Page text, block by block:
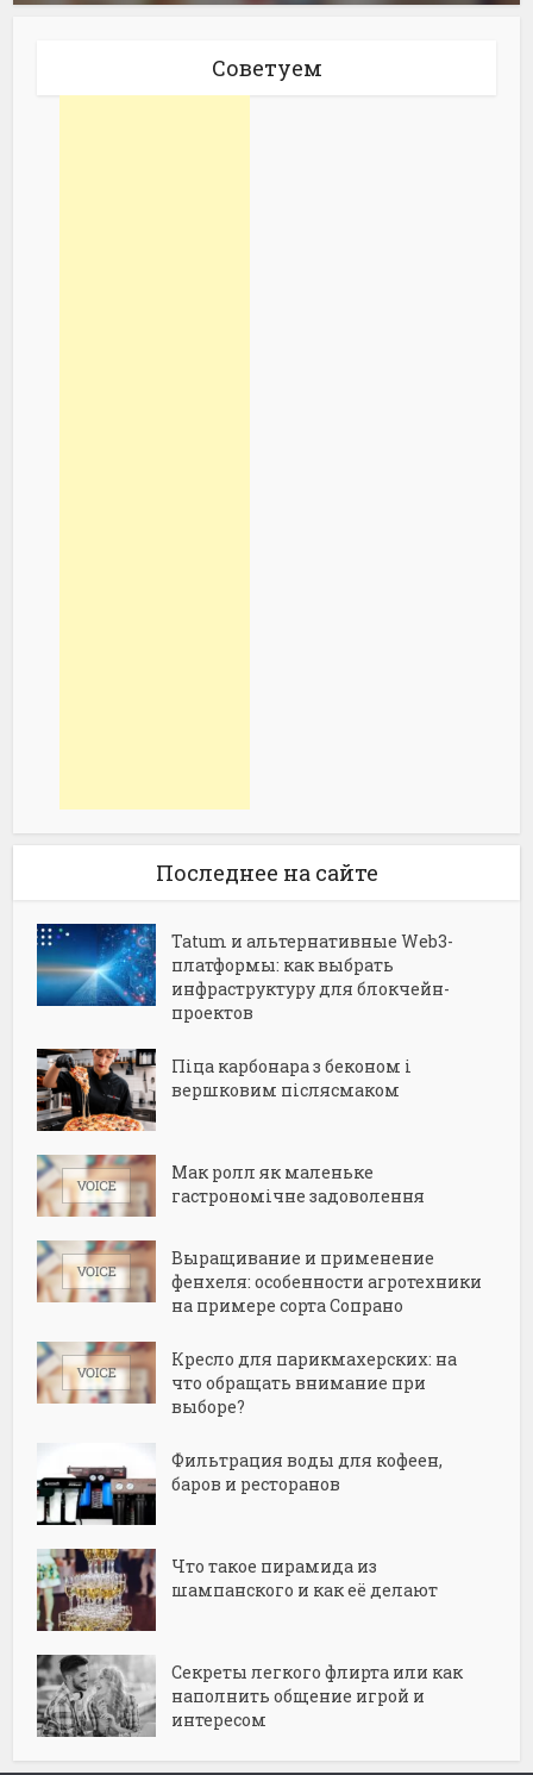
Советуем
Последнее на сайте
Tatum и альтернативные Web3-
платформы: как выбрать
инфраструктуру для блокчейн-
проектов
Піца карбонара з беконом і
вершковим післясмаком
Мак ролл як маленьке
гастрономічне задоволення
Выращивание и применение
фенхеля: особенности агротехники
на примере сорта Сопрано
Кресло для парикмахерских: на
что обращать внимание при
выборе?
Фильтрация воды для кофеен,
баров и ресторанов
Что такое пирамида из
шампанского и как её делают
Секреты легкого флирта или как
наполнить общение игрой и
интересом